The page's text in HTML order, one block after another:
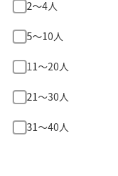
2〜4人
5〜10人
11〜20人
21〜30人
31〜40人